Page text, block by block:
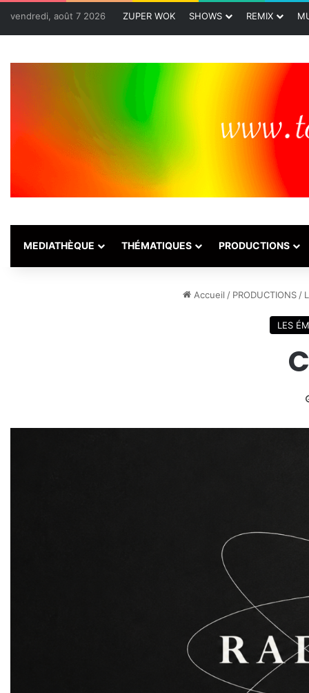
vendredi, août 7 2026 ZUPER WOK SHOWS REMIX
MEDIATHÈQUE THÉMATIQUES PRODUCTIONS
Accueil / PRODUCTIONS/
LES